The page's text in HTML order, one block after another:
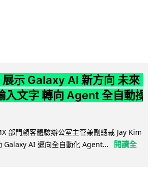
示 Galaxy AI 新方向 未來
入文字 轉向 Agent 全自動操
部門顧客體驗辦公室主管兼副總裁 Jay Kim
Galaxy AI 邁向全自動化 Agent...
閱讀全